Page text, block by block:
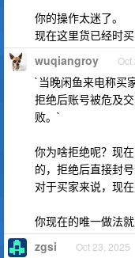
你的操作太迷了。
现在这里货已经时
wuqiangroy Oct
`当晚闲鱼来电称买
拒绝后账号被危及
败。`
你为啥拒绝呢？现
的，拒绝后直接封号
对于买家来说，现
你现在的唯一做法
zgsi Oct 23, 2025